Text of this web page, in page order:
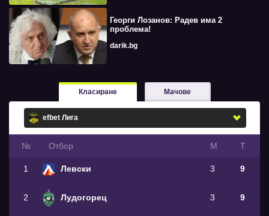
Георги Лозанов: Радев има 2
проблема!
darik.bg
Класиране Мачове
№ Oтбор М Т
1 Левски 3 9
2 Лудогорец 3 9